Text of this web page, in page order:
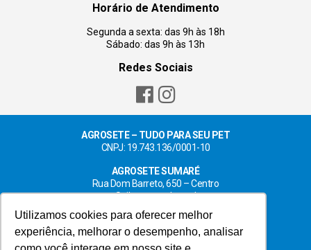
Utilizamos cookies para oferecer melhor
experiência, melhorar o desempenho, analisar
Horário de Atendimento
Segunda a sexta: das 9h às 18h
Sábado: das 9h às 13h
Redes Sociais
AGROSETE – TUDO PARA SEU PET
CNPJ: 19.743.136/0001-10
AGROSETE SUMARÉ
Rua Dom Barreto, 650 – Centro
Saiba como chegar!
AGROSETE HORTOLÂNDIA
Rua Luis Camilo de Camargo, 204 – Centro
Saiba como chegar!